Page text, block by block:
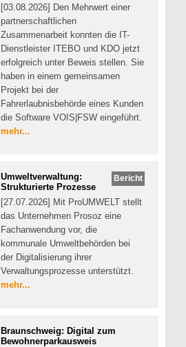
[03.08.2026] Den Mehrwert einer
partnerschaftlichen
Zusammenarbeit konnten die IT-
Dienstleister ITEBO und KDO jetzt
erfolgreich unter Beweis stellen. Sie
haben in einem gemeinsamen
Projekt bei der
Fahrerlaubnisbehörde eines Kunden
die Software VOIS|FSW eingeführt.
mehr...
Bericht
Umweltverwaltung:
Strukturierte Prozesse
[27.07.2026] Mit ProUMWELT stellt
das Unternehmen Prosoz eine
Fachanwendung vor, die
kommunale Umweltbehörden bei
der Digitalisierung ihrer
Verwaltungsprozesse unterstützt.
mehr...
Braunschweig: Digital zum
Bewohnerparkausweis